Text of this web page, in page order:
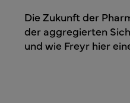
Die Zukunft der
der aggregierten
und wie Freyr hier